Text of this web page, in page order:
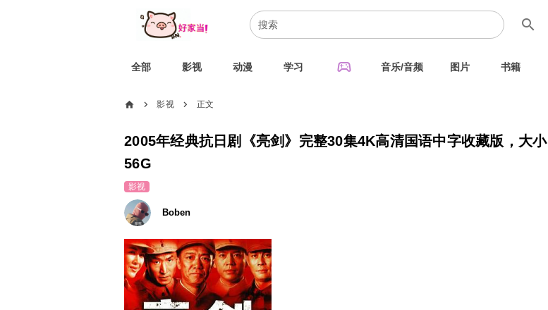
search
全部 影视 动漫 学习 sports_esports 音乐/音频 图片 书籍
home chevron_right 影视 chevron_right 正文
2005年经典抗日剧《亮剑》完整30集4K高清国语中字收藏版，大小
56G
影视
Boben